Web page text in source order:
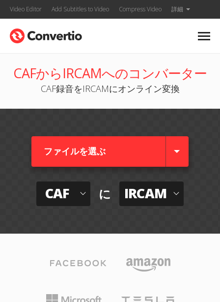
Video Editor Add Subtitles to Video Compress Video 詳細
CAFからIRCAMへのコンバーター
CAF録音をIRCAMにオンライン変換
ファイルを選ぶ
CAF に IRCAM